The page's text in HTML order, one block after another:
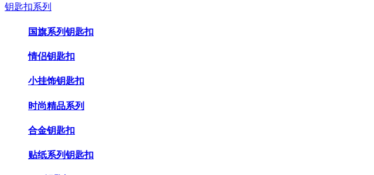
钥匙扣系列
国旗系列钥匙扣
情侣钥匙扣
小挂饰钥匙扣
时尚精品系列
合金钥匙扣
贴纸系列钥匙扣